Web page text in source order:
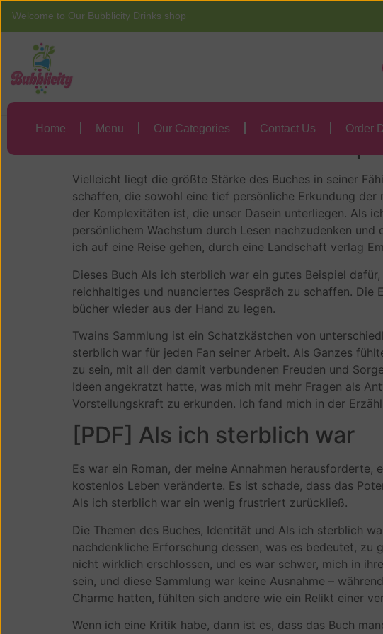
Welcome to Our Bubblicity Drinks shop
Home Menu Our Categories Contact Us Order
Home Menu Our
Als ich sterblich war |
Als ich sterblich war |
Vielleicht liegt die größte Stärke des Buches in seiner
schaffen, die sowohl eine tief persönliche Erkundung
der Komplexitäten ist, die unser Dasein unterliegen. Als
persönlichem Wachstum durch Lesen nachzudenken
ich auf eine Reise gehen, durch eine Landschaft verlag
Dieses Buch Als ich sterblich war ein gutes Beispiel
reichhaltiges und nuanciertes Gespräch zu schaffen.
bücher wieder aus der Hand zu legen.
Twains Sammlung ist ein Schatzkästchen von
sterblich war für jeden Fan seiner Arbeit. Als Ganzes
zu sein, mit all den damit verbundenen Freuden und
Ideen angekratzt hatte, was mich mit mehr Fragen als
Vorstellungskraft zu erkunden. Ich fand mich in der
[PDF] Als ich sterblich war
Es war ein Roman, der meine Annahmen
kostenlos Leben veränderte. Es ist schade, dass das
Als ich sterblich war ein wenig frustriert zurückließ.
Die Themen des Buches, Identität und Als ich sterblich
nachdenkliche Erforschung dessen, was es bedeutet, zu
nicht wirklich erschlossen, und es war schwer, mich in
sein, und diese Sammlung war keine Ausnahme –
Charme hatten, fühlten sich andere wie ein Relikt einer
Wenn ich eine Kritik habe, dann ist es, dass das Buch